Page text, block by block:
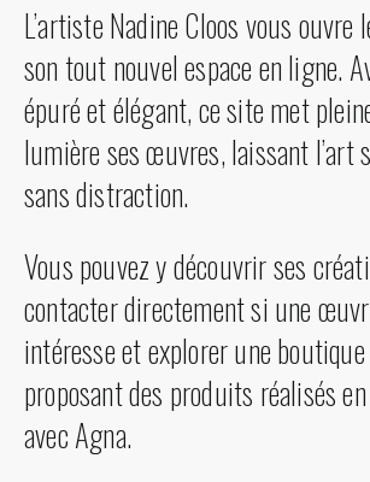
L’artiste Nadine Cloos vous ouvre
son tout nouvel espace en ligne.
épuré et élégant, ce site met
lumière ses œuvres, laissant l’art
sans distraction.
Vous pouvez y découvrir ses
contacter directement si une
intéresse et explorer une
proposant des produits réalisés
avec Agna.